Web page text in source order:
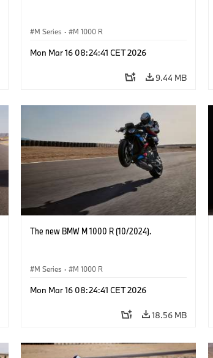
M Series · M 1000 R
Mon Mar 16 08:24:41 CET 2026
9.44 MB
The new BMW M 1000 R (10/2024).
M Series · M 1000 R
Mon Mar 16 08:24:41 CET 2026
18.56 MB